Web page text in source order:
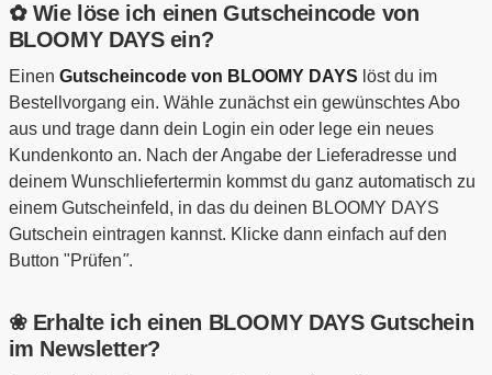
✿ Wie löse ich einen Gutscheincode von
BLOOMY DAYS ein?
Einen Gutscheincode von BLOOMY DAYS löst du im
Bestellvorgang ein. Wähle zunächst ein gewünschtes Abo
aus und trage dann dein Login ein oder lege ein neues
Kundenkonto an. Nach der Angabe der Lieferadresse und
deinem Wunschliefertermin kommst du ganz automatisch zu
einem Gutscheinfeld, in das du deinen BLOOMY DAYS
Gutschein eintragen kannst. Klicke dann einfach auf den
Button "Prüfen".
❀ Erhalte ich einen BLOOMY DAYS Gutschein
im Newsletter?